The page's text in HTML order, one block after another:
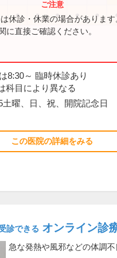
● ● ● ● ●
休診・休業の場合がありま
に直接ご確認ください。
8:30～ 臨時休診あり
科目により異なる
土曜、日、祝、開院記念日
この医院の詳細をみる
診できる オンライン診
急な発熱や風邪などの体調不